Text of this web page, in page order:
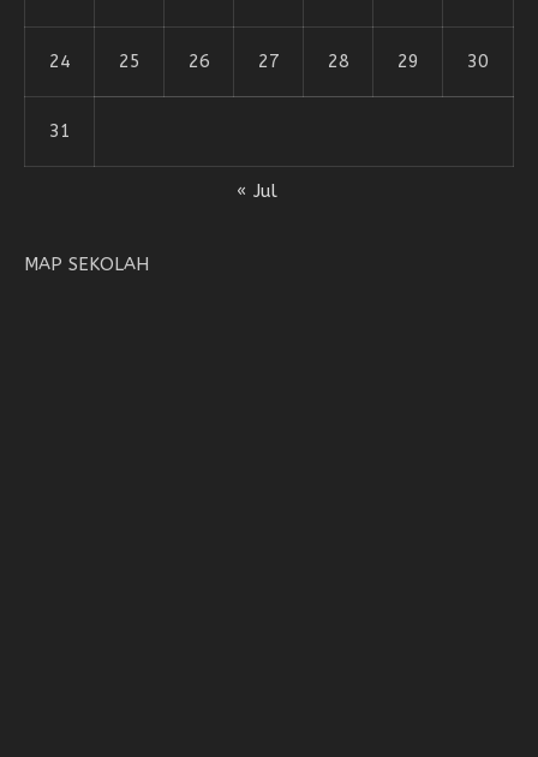
24 25 26 27 28 29 30
31
« Jul
MAP SEKOLAH